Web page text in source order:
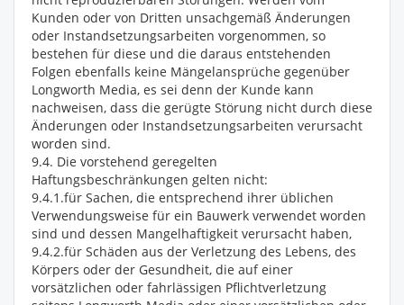
Kunden oder von Dritten unsachgemäß Änderungen
oder Instandsetzungsarbeiten vorgenommen, so
bestehen für diese und die daraus entstehenden
Folgen ebenfalls keine Mängelansprüche gegenüber
Longworth Media, es sei denn der Kunde kann
nachweisen, dass die gerügte Störung nicht durch diese
Änderungen oder Instandsetzungsarbeiten verursacht
worden sind.
9.4. Die vorstehend geregelten
Haftungsbeschränkungen gelten nicht:
9.4.1.für Sachen, die entsprechend ihrer üblichen
Verwendungsweise für ein Bauwerk verwendet worden
sind und dessen Mangelhaftigkeit verursacht haben,
9.4.2.für Schäden aus der Verletzung des Lebens, des
Körpers oder der Gesundheit, die auf einer
vorsätzlichen oder fahrlässigen Pflichtverletzung